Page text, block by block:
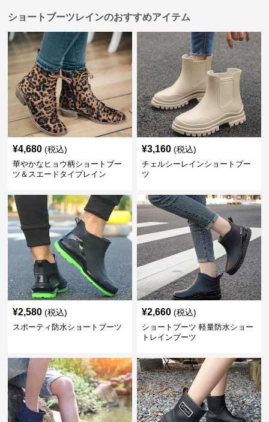
ショートブーツレインのおすすめアイテム
¥4,680 (税込)
華やかなヒョウ柄ショートブー
ツ＆スエードタイプレイン
¥3,160 (税込)
チェルシーレインショートブー
ツ
¥2,580 (税込)
スポーティ防水ショートブーツ
¥2,660 (税込)
ショートブーツ 軽量防水ショー
トレインブーツ